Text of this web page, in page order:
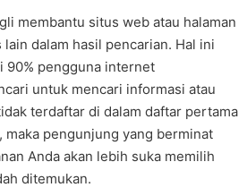
membantu situs web atau halaman
dalam hasil pencarian. Hal ini
90% pengguna internet
untuk mencari informasi atau
terdaftar di dalam daftar pertama
maka pengunjung yang berminat
Anda akan lebih suka memilih
ditemukan.